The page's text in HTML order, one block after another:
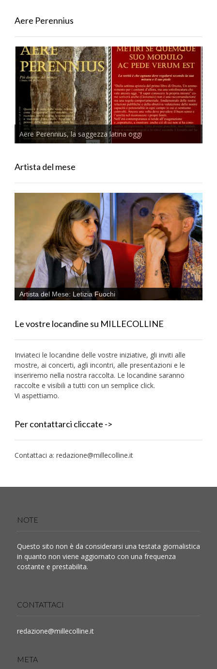
Aere Perennius
Aere Perennius, la saggezza latina oggi
Artista del mese
Artista del Mese: Letizia Fuochi
Le vostre locandine su MILLECOLLINE
Inviateci le locandine delle vostre iniziative, gli inviti alle
mostre, ai concerti, agli incontri, alle presentazioni e le
inseriremo nella nostra raccolta. Le locandine saranno
raccolte e visibili a tutti con un semplice click.
Vi aspettiamo.
Per contattarci cliccate ->
Contattaci a: redazione@millecolline.it
NOTE
Questo sito non è da considerarsi una testata giornalistica
in quanto non viene aggiornato con una frequenza
costante e prestabilita.
CONTATTACI
redazione@millecolline.it
META